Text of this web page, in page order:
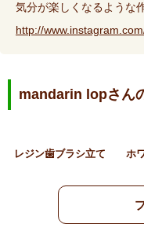
気分が楽しくなるような
http://
mandarin lopさん
レジン歯ブラシ立て